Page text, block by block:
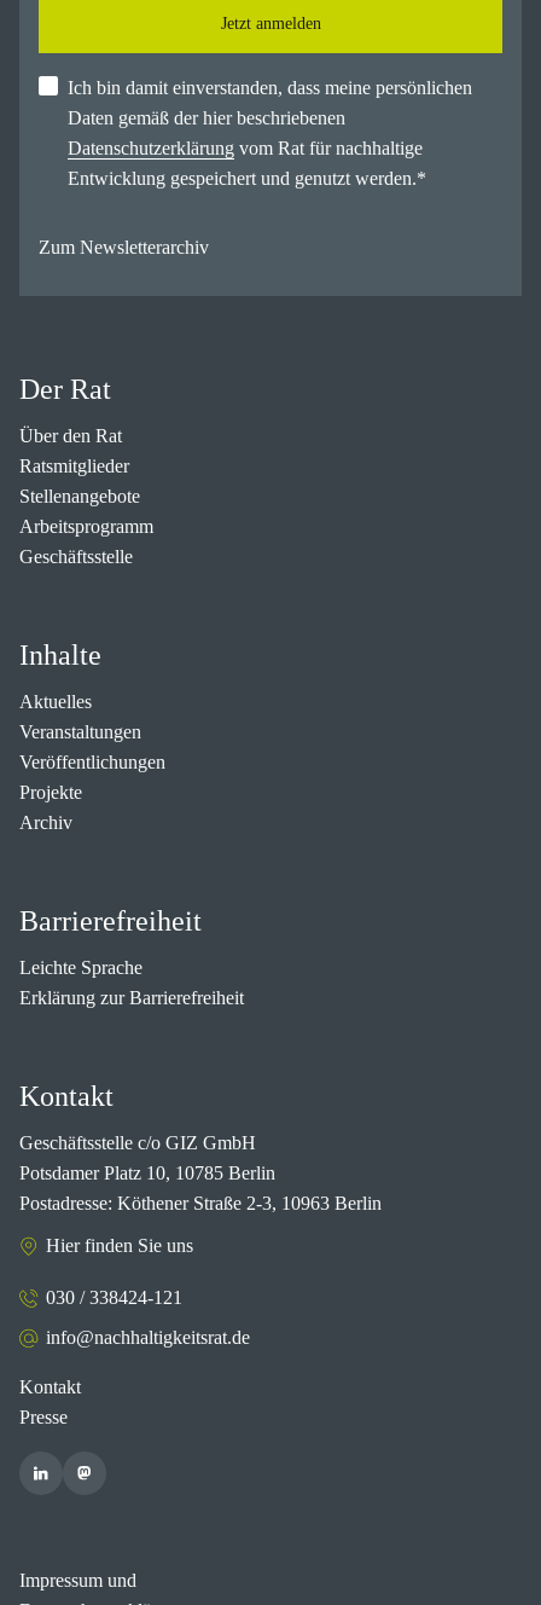
Jetzt anmelden
Ich bin damit einverstanden, dass meine persönlichen
Daten gemäß der hier beschriebenen
Datenschutzerklärung vom Rat für nachhaltige
Entwicklung gespeichert und genutzt werden.*
Zum Newsletterarchiv
Der Rat
Über den Rat
Ratsmitglieder
Stellenangebote
Arbeitsprogramm
Geschäftsstelle
Inhalte
Aktuelles
Veranstaltungen
Veröffentlichungen
Projekte
Archiv
Barrierefreiheit
Leichte Sprache
Erklärung zur Barrierefreiheit
Kontakt
Geschäftsstelle c/o GIZ GmbH
Potsdamer Platz 10, 10785 Berlin
Postadresse: Köthener Straße 2-3, 10963 Berlin
Hier finden Sie uns
030 / 338424-121
info@nachhaltigkeitsrat.de
Kontakt
Presse
Impressum und